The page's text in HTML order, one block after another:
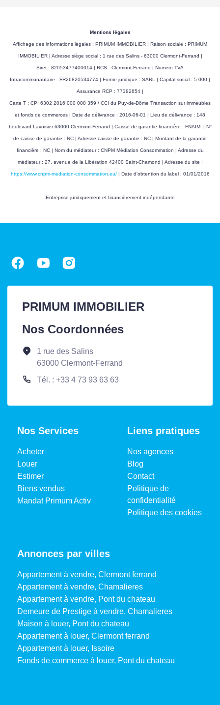
Mentions légales
Affichage des informations légales : PRIMUM IMMOBILIER | Raison sociale : PRIMUM
IMMOBILIER | Adresse siège social : 1 rue des Salins - 63000 Clermont-Ferrand |
Siret : 82053477400014 | RCS : Clermont-Ferrand | Numero TVA
Intracommunautaire : FR26820534774 | Forme juridique : SARL | Capital social : 5 000 |
Assurance RCP : 77382654 |
Carte T : CPI 6302 2016 000 008 359 / CCI du Puy-de-Dôme Transaction sur immeubles
et fonds de commerces | Date de délivrance : 2016-06-01 | Lieu de délivrance : 148
boulevard Lavoisier 63000 Clermont-Ferrand | Caisse de garantie financière : FNAIM. | N°
de caisse de garantie : NC | Adresse caisse de garantie : NC | Montant de la garantie
financière : NC | Nom du médiateur : CNPM Médiation Consommation | Adresse du
médiateur : 27, avenue de la Libération 42400 Saint-Chamond | Adresse du site :
https://www.cnpm-mediation-consommation.eu/| Date d'obtention du label : 01/01/2016
Entreprise juridiquement et financièrement indépendante
PRIMUM IMMOBILIER
Nos Coordonnées
1 rue des Salins
63000 Clermont-Ferrand
Tél. : +33 4 73 93 63 63
Nos Services
Acheter
Louer
Estimer
Biens vendus
Mandat Primum Activ
Liens pratiques
Nos agences
Blog
Contact
Politique de
confidentialité
Politique des cookies
Annonces par villes
Appartement à vendre, Clermont ferrand
Appartement à vendre, Chamalieres
Appartement à vendre, Pont du chateau
Demeure de Prestige à vendre, Chamalieres
Maison à louer, Pont du chateau
Appartement à louer, Clermont ferrand
Appartement à louer, Issoire
Fonds de commerce à louer, Pont du chateau